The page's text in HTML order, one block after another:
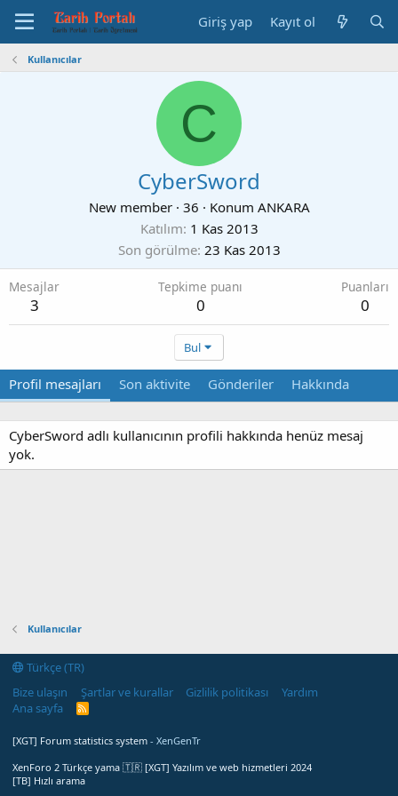
Giriş yap Kayıt ol
Kullanıcılar
C
CyberSword
New member · 36 · Konum ANKARA
Katılım 1 Kas 2013
Son görülme 23 Kas 2013
Mesajlar
3
Tepkime puanı
0
Puanları
0
Bul
Profil mesajları Son aktivite Gönderiler Hakkında
CyberSword adlı kullanıcının profili hakkında henüz mesaj
yok.
Kullanıcılar
Türkçe (TR)
Bize ulaşın
Şartlar ve kurallar Gizlilik politikası
Yardım
Ana sayfa
R
[XGT] Forum statistics system - XenGenTr
XenForo 2 Türkçe yama 🇹🇷 [XGT] Yazılım ve web hizmetleri 2024
[TB] Hızlı arama